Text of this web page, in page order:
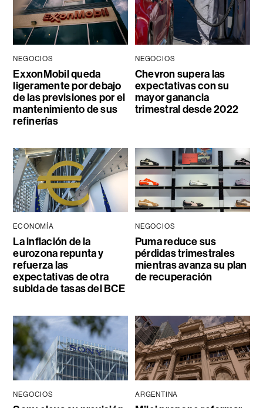
NEGOCIOS
ExxonMobil queda
ligeramente por debajo
de las previsiones por el
mantenimiento de sus
refinerías
NEGOCIOS
Chevron supera las
expectativas con su
mayor ganancia
trimestral desde 2022
ECONOMÍA
La inflación de la
eurozona repunta y
refuerza las
expectativas de otra
subida de tasas del BCE
NEGOCIOS
Puma reduce sus
pérdidas trimestrales
mientras avanza su plan
de recuperación
NEGOCIOS ARGENTINA